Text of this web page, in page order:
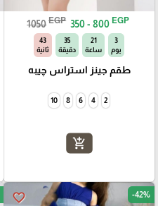
1050 EGP 350 - 800 EGP
3
يوم
21
ساعة
35
دقيقة
42
ثانية
طقم جينز استراس چيبه
2
4
6
8
10
add_shopping_cart
favorite_border -42%